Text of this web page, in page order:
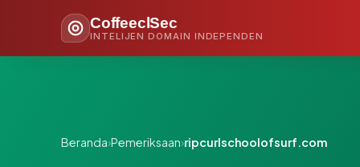
CoffeeclSec
INTELIJEN DOMAIN INDEPENDEN
Beranda›Pemeriksaan›ripcurlschoolofsurf.com